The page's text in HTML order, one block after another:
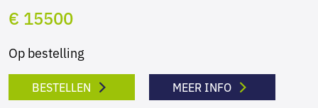
€ 15500
Op bestelling
BESTELLEN MEER INFO